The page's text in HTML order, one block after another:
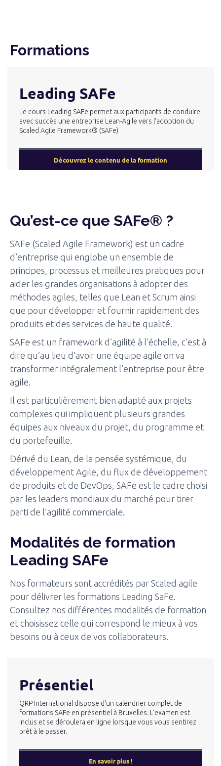
Formations
Leading SAFe
Le cours Leading SAFe permet aux participants de conduire
avec succès une entreprise Lean-Agile vers l’adoption du
Scaled Agile Framework® (SAFe)
Découvrez le contenu de la formation
Qu’est-ce que SAFe® ?
SAFe (Scaled Agile Framework) est un cadre
d’entreprise qui englobe un ensemble de
principes, processus et meilleures pratiques pour
aider les grandes organisations à adopter des
méthodes agiles, telles que Lean et Scrum ainsi
que pour développer et fournir rapidement des
produits et des services de haute qualité.
SAFe est un framework d’agilité à l’échelle, c’est à
dire qu’au lieu d’avoir une équipe agile on va
transformer intégralement l’entreprise pour être
agile.
Il est particulièrement bien adapté aux projets
complexes qui impliquent plusieurs grandes
équipes aux niveaux du projet, du programme et
du portefeuille.
Dérivé du Lean, de la pensée systémique, du
développement Agile, du flux de développement
de produits et de DevOps, SAFe est le cadre choisi
par les leaders mondiaux du marché pour tirer
parti de l’agilité commerciale.
Modalités de formation
Leading SAFe
Nos formateurs sont accrédités par Scaled agile
pour délivrer les formations Leading SaFe.
Consultez nos différentes modalités de formation
et choisissez celle qui correspond le mieux à vos
besoins ou à ceux de vos collaborateurs.
Présentiel
QRP International dispose d’un calendrier complet de
formations SAFe en présentiel à Bruxelles. L’examen est
inclus et se déroulera en ligne lorsque vous vous sentirez
prêt à le passer.
En savoir plus !